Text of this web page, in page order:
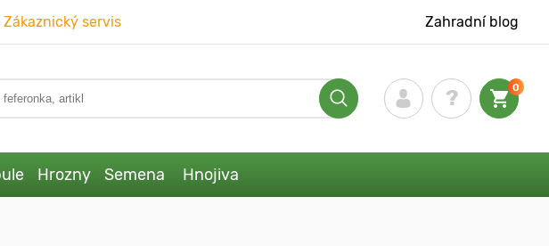
Zákaznický servis Zahradní blog
0
Hrozny Semena Hnojiva